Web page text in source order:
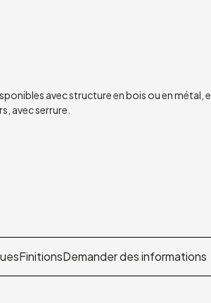
avec structure en bois ou en métal,
avec serrure.
FinitionsDemander des informations